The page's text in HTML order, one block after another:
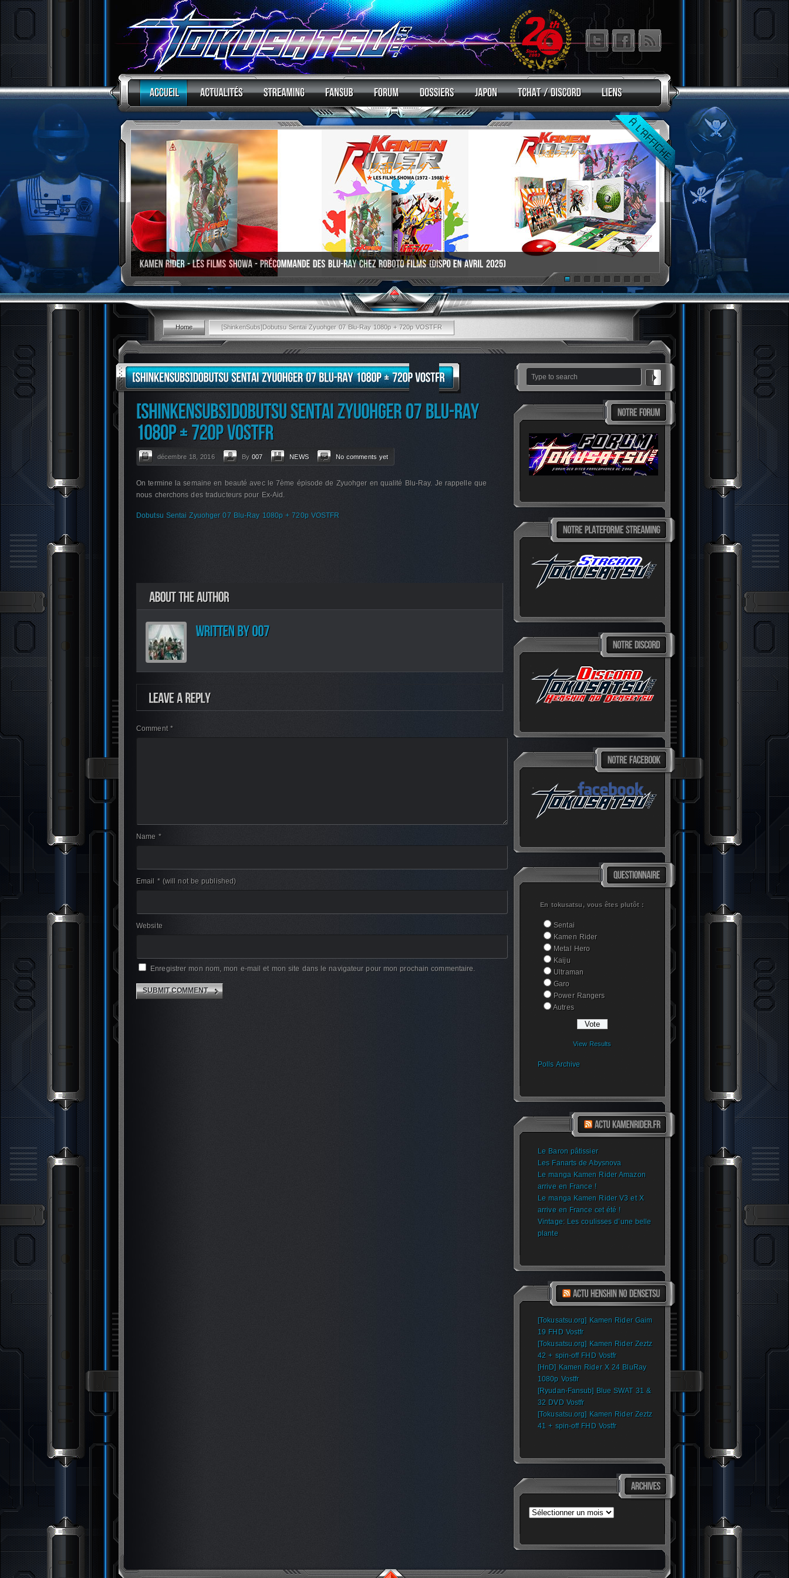
Home [ShinkenSubs]Dobutsu Sentai Zyuohger 07 Blu-Ray 1080p + 720p VOSTFR
En tokusatsu, vous êtes plutôt :
Sentai
Kamen Rider
Metal Hero
Kaiju
Ultraman
Garo
Power Rangers
Autres
View Results
Polls Archive
Le Baron pâtissier
Les Fanarts de Abysnova
Le manga Kamen Rider Amazon
arrive en France !
Le manga Kamen Rider V3 et X
arrive en France cet été !
Vintage: Les coulisses d’une belle
plante
[Tokusatsu.org] Kamen Rider Gaim
19 FHD Vostfr
[Tokusatsu.org] Kamen Rider Zeztz
42 + spin-off FHD Vostfr
[HnD] Kamen Rider X 24 BluRay
1080p Vostfr
[Ryudan-Fansub] Blue SWAT 31 &
32 DVD Vostfr
[Tokusatsu.org] Kamen Rider Zeztz
41 + spin-off FHD Vostfr
Archives
décembre 18, 2016 By007 NEWS No comments yet
On termine la semaine en beauté avec le 7ème épisode de Zyuohger en qualité Blu-Ray. Je rappelle que
nous cherchons des traducteurs pour Ex-Aid.
Dobutsu Sentai Zyuohger 07 Blu-Ray 1080p + 720p VOSTFR
Comment *
Name *
Email * (will not be published)
Website
Enregistrer mon nom, mon e-mail et mon site dans le navigateur pour mon prochain commentaire.